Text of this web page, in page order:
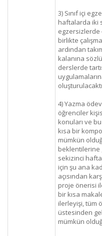
3) Sınıf içi
haftalarda iki
egzersizlerde
birlikte
ardından
kalanına
derslerde
4) Yazma
öğrenciler
konuları ve
kısa bir
mümkün
beklentilerine
sekizinci
için şu ana
açısından
proje önerisi
bir kısa
ilerleyişi, tüm
üstesinden
mümkün